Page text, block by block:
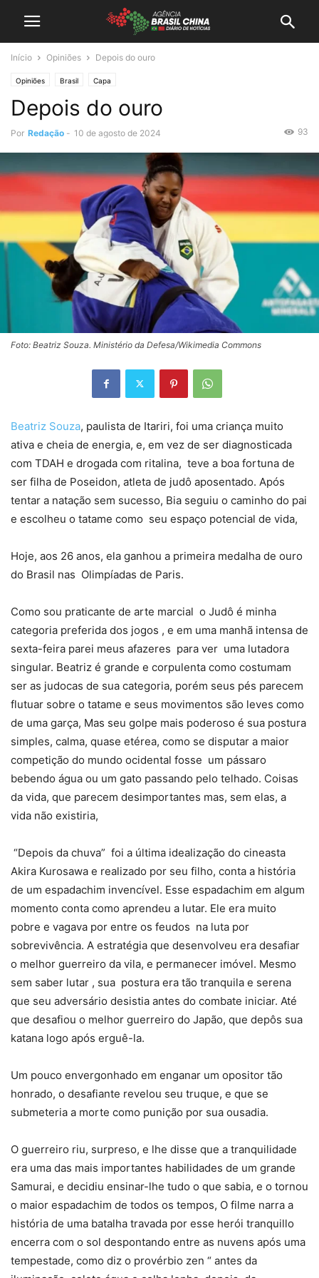
Início Opiniões Depois do ouro
Opiniões Brasil Capa
Depois do ouro
Por Redação - 10 de agosto de 2024 93
Foto: Beatriz Souza. Ministério da Defesa/Wikimedia Commons
Beatriz Souza, paulista de Itariri, foi uma criança muito
ativa e cheia de energia, e, em vez de ser diagnosticada
com TDAH e drogada com ritalina, teve a boa fortuna de
ser filha de Poseidon, atleta de judô aposentado. Após
tentar a natação sem sucesso, Bia seguiu o caminho do pai
e escolheu o tatame como seu espaço potencial de vida,
Hoje, aos 26 anos, ela ganhou a primeira medalha de ouro
do Brasil nas Olimpíadas de Paris.
Como sou praticante de arte marcial o Judô é minha
categoria preferida dos jogos , e em uma manhã intensa de
sexta-feira parei meus afazeres para ver uma lutadora
singular. Beatriz é grande e corpulenta como costumam
ser as judocas de sua categoria, porém seus pés parecem
flutuar sobre o tatame e seus movimentos são leves como
de uma garça, Mas seu golpe mais poderoso é sua postura
simples, calma, quase etérea, como se disputar a maior
competição do mundo ocidental fosse um pássaro
bebendo água ou um gato passando pelo telhado. Coisas
da vida, que parecem desimportantes mas, sem elas, a
vida não existiria,
“Depois da chuva” foi a última idealização do cineasta
Akira Kurosawa e realizado por seu filho, conta a história
de um espadachim invencível. Esse espadachim em algum
momento conta como aprendeu a lutar. Ele era muito
pobre e vagava por entre os feudos na luta por
sobrevivência. A estratégia que desenvolveu era desafiar
o melhor guerreiro da vila, e permanecer imóvel. Mesmo
sem saber lutar , sua postura era tão tranquila e serena
que seu adversário desistia antes do combate iniciar. Até
que desafiou o melhor guerreiro do Japão, que depôs sua
katana logo após erguê-la.
Um pouco envergonhado em enganar um opositor tão
honrado, o desafiante revelou seu truque, e que se
submeteria a morte como punição por sua ousadia.
O guerreiro riu, surpreso, e lhe disse que a tranquilidade
era uma das mais importantes habilidades de um grande
Samurai, e decidiu ensinar-lhe tudo o que sabia, e o tornou
o maior espadachim de todos os tempos, O filme narra a
história de uma batalha travada por esse herói tranquillo
encerra com o sol despontando entre as nuvens após uma
tempestade, como diz o provérbio zen “ antes da